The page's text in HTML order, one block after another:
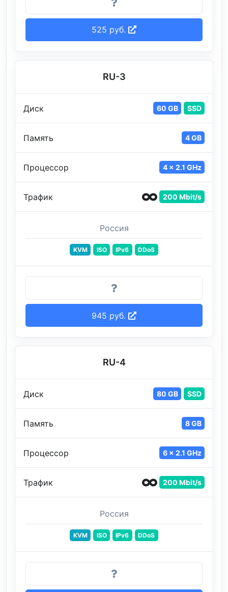
525 руб.
RU-3
Диск 60 GB SSD
Память 4 GB
Процессор 4 x 2.1 GHz
Трафик 200 Mbit/s
Россия
KVM ISO IPv6 DDoS
945 руб.
RU-4
Диск 80 GB SSD
Память 8 GB
Процессор 6 x 2.1 GHz
Трафик 200 Mbit/s
Россия
KVM ISO IPv6 DDoS